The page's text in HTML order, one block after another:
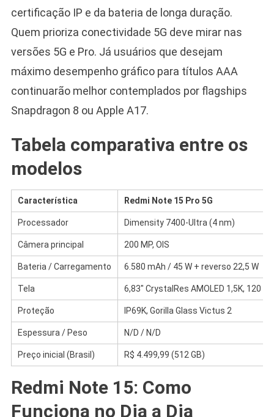
certificação IP e da bateria de longa duração.
Quem prioriza conectividade 5G deve mirar nas
versões 5G e Pro. Já usuários que desejam
máximo desempenho gráfico para títulos AAA
continuarão melhor contemplados por flagships
Snapdragon 8 ou Apple A17.
Tabela comparativa entre os
modelos
Característica Redmi Note 15 Pro 5G
Processador Dimensity 7400-Ultra (4 nm)
Câmera principal 200 MP, OIS
Bateria / Carregamento 6.580 mAh / 45 W + reverso 22,5 W
Tela 6,83″ CrystalRes AMOLED 1,5K, 120 Hz
Proteção IP69K, Gorilla Glass Victus 2
Espessura / Peso N/D / N/D
Preço inicial (Brasil) R$ 4.499,99 (512 GB)
Redmi Note 15: Como
Funciona no Dia a Dia